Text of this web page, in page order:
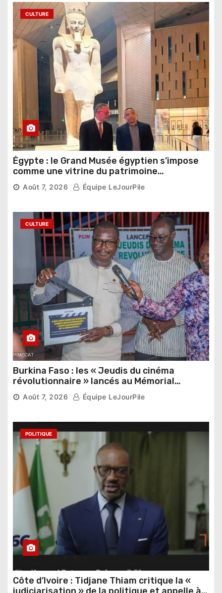
CULTURE
Égypte : le Grand Musée égyptien s’impose
comme une vitrine du patrimoine
pharaonique auprès des dirigeants
étrangers
Août 7, 2026 Équipe LeJourPile
CULTURE
Burkina Faso : les « Jeudis du cinéma
révolutionnaire » lancés au Mémorial
Thomas Sankara
Août 7, 2026 Équipe LeJourPile
POLITIQUE
Côte d’Ivoire : Tidjane Thiam critique la «